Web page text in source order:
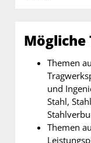
Mögliche
Themen
und
Stahl,
Themen